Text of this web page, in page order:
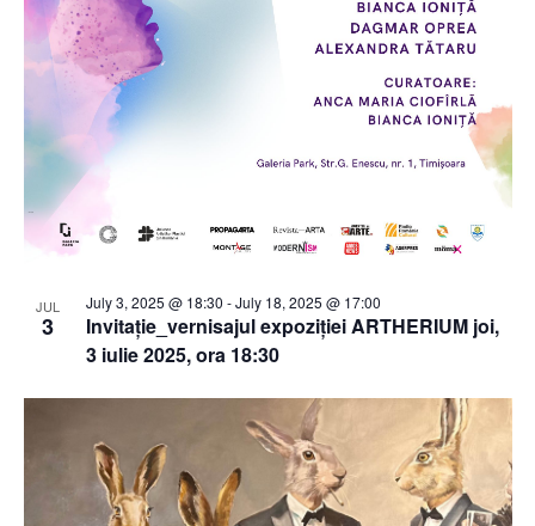
JUL
3
Invitație_vernisajul expoziției ARTHERIUM joi,
3 iulie 2025, ora 18:30
July 3, 2025 @ 18:30 -July 18, 2025 @ 17:00